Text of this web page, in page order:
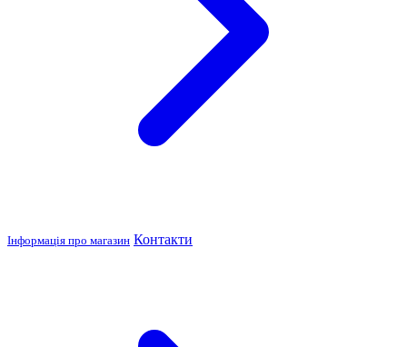
Інформація про магазин Контакти